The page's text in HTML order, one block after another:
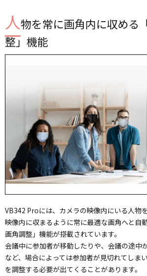
人物を常に画角内に収める
整」機能
VB342 Proには、カメラの映像内にいる人物
映像内に収まるように常に最適な画角へと自
画角調整」機能が搭載されています。
会議中に参加者が移動したりや、会議の途中
など、場合によっては参加者が見切れてしま
を調整する必要が出てくることがあります。